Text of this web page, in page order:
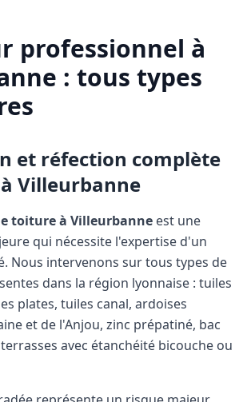
professionnel à
: tous types
et réfection complète
Villeurbanne
toiture à Villeurbanne est une
qui nécessite l'expertise d'un
Nous intervenons sur tous types de
dans la région lyonnaise : tuiles
plates, tuiles canal, ardoises
et de l'Anjou, zinc prépatiné, bac
avec étanchéité bicouche ou